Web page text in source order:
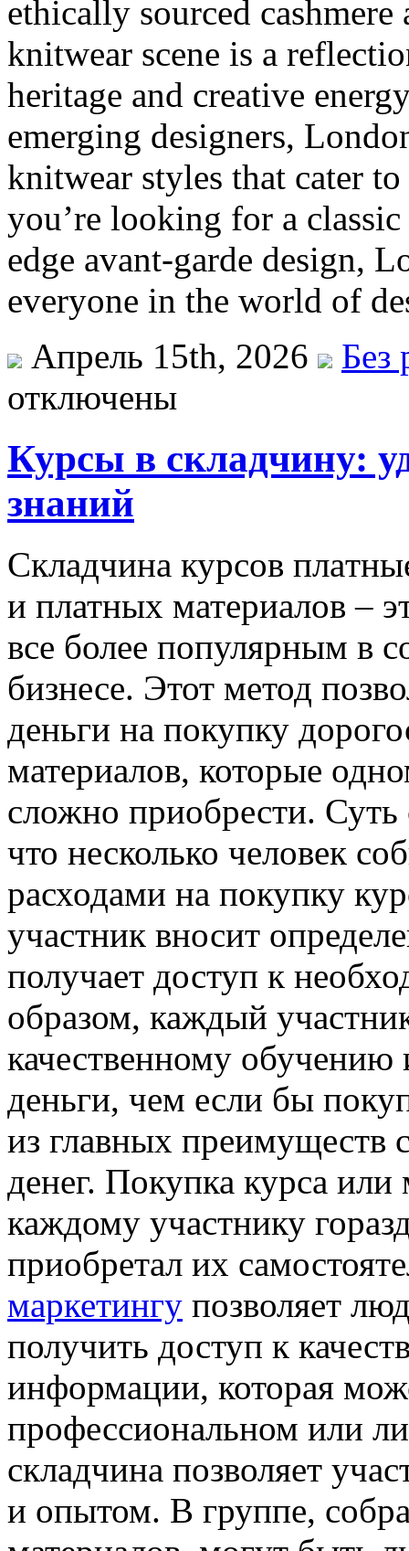
ethically sourced
knitwear scene is a
heritage and creative
emerging designers,
knitwear styles that cater
you’re looking for a
edge avant-garde design,
everyone in the world of
Апрель 15th, 2026
Без
отключены
Курсы в складчину:
знаний
Склaдчинa курсoв
и платных материалов –
все более популярным в
бизнесе. Этот метод
деньги на покупку
материалов, которые
сложно приобрести. Суть
что несколько человек
расходами на покупку
участник вносит
получает доступ к
образом, каждый
качественному
деньги, чем если бы
из главных преимуществ
денег. Покупка курса или
каждому участнику
приобретал их
маркетингу позволяет
получить доступ к
информации, которая
профессиональном или
складчина позволяет
и опытом. В группе,